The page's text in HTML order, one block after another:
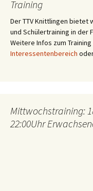
Training
Der TTV Knittlingen
und Schülertraining in der
Weitere Infos zum
Interessentenbereich
Mittwochstraining:
22:00Uhr